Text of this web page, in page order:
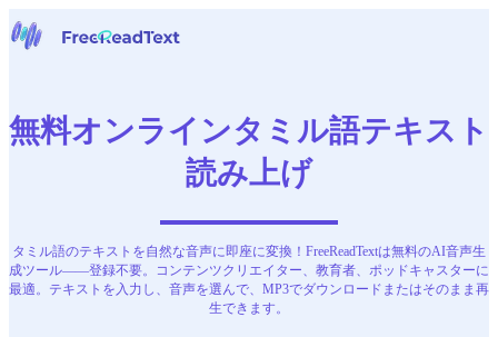
音声からテキストへ
ツール
日本語
無料オンラインタミル語テキスト
読み上げ
タミル語のテキストを自然な音声に即座に変換！FreeReadTextは無料のAI音声生
成ツール——登録不要。コンテンツクリエイター、教育者、ポッドキャスターに
最適。テキストを入力し、音声を選んで、MP3でダウンロードまたはそのまま再
生できます。